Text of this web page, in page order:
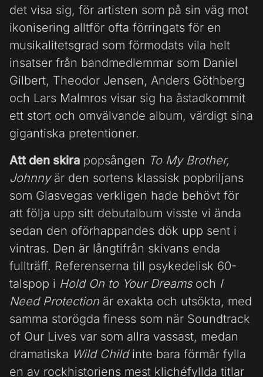
det visa sig, för artisten som på sin väg mot
ikonisering alltför ofta förringats för en
musikalitetsgrad som förmodats vila helt
insatser från bandmedlemmar som Daniel
Gilbert, Theodor Jensen, Anders Göthberg
och Lars Malmros visar sig ha åstadkommit
ett stort och omvälvande album, värdigt sina
gigantiska pretentioner.
Att den skira popsången To My Brother,
Johnnyär den sortens klassisk popbriljans
som Glasvegas verkligen hade behövt för
att följa upp sitt debutalbum visste vi ända
sedan den oförhappandes dök upp sent i
vintras. Den är långtifrån skivans enda
fullträff. Referenserna till psykedelisk 60-
talspop i Hold On to Your Dreamsoch I
Need Protection är exakta och utsökta, med
samma storögda finess som när Soundtrack
of Our Lives var som allra vassast, medan
dramatiska Wild Childinte bara förmår fylla
en av rockhistoriens mest klichéfyllda titlar